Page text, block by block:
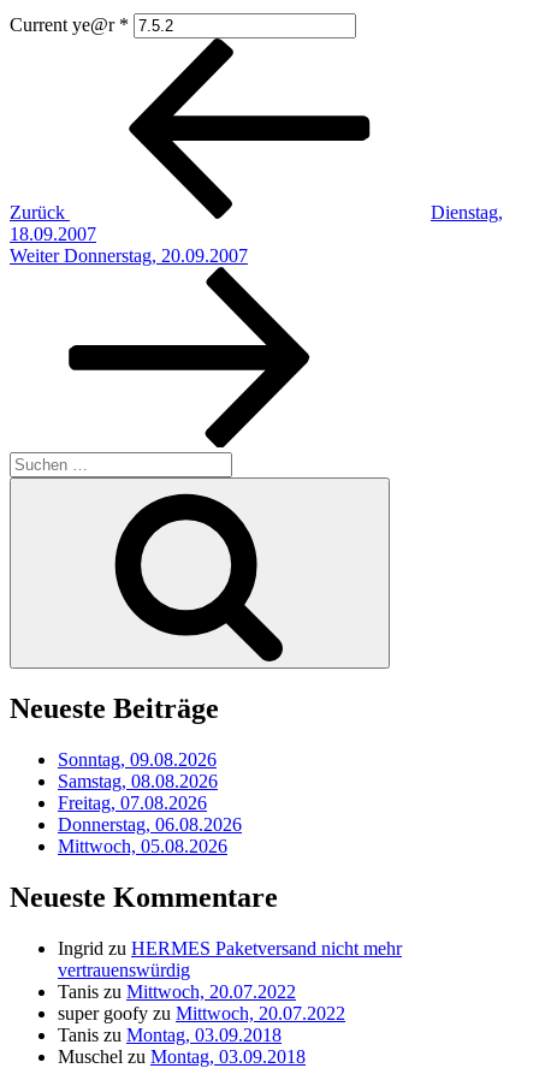
Current ye@r *
Beitragsnavigation
Zurück
Dienstag,
18.09.2007
Nächster
Weiter Donnerstag, 20.09.2007
Suchen
nach:
Neueste Beiträge
Sonntag, 09.08.2026
Samstag, 08.08.2026
Freitag, 07.08.2026
Donnerstag, 06.08.2026
Mittwoch, 05.08.2026
Neueste Kommentare
Ingrid zu HERMES Paketversand nicht mehr
vertrauenswürdig
Tanis zu Mittwoch, 20.07.2022
super goofy zu Mittwoch, 20.07.2022
Tanis zu Montag, 03.09.2018
Muschel zu Montag, 03.09.2018